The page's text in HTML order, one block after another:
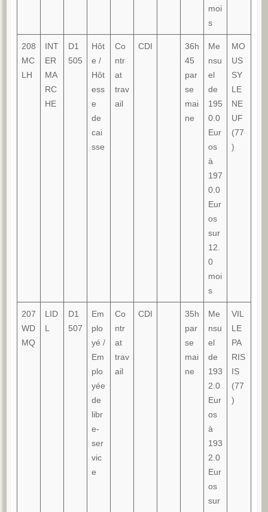
moi
s
208
MC
LH
INT
ER
MA
RC
HE
D1
505
Hôt
e /
Hôt
ess
e
de
cai
sse
Co
ntr
at
trav
ail
CDI
36h
45
par
se
mai
ne
Me
nsu
el
de
195
0.0
Eur
os
à
197
0.0
Eur
os
sur
12.
0
moi
s
MO
US
SY
LE
NE
UF
(77
)
207
WD
MQ
LID
L
D1
507
Em
plo
yé /
Em
plo
yée
de
libr
e-
ser
vic
e
Co
ntr
at
trav
ail
CDI
35h
par
se
mai
ne
Me
nsu
el
de
193
2.0
Eur
os
à
193
2.0
Eur
os
sur
VIL
LE
PA
RIS
IS
(77
)